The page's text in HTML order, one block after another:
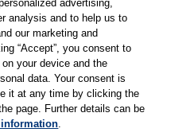
advertising,
analysis and to help us to
our marketing and
“Accept”, you consent to
your device and the
data. Your consent is
it at any time by clicking the
page. Further details can be
.